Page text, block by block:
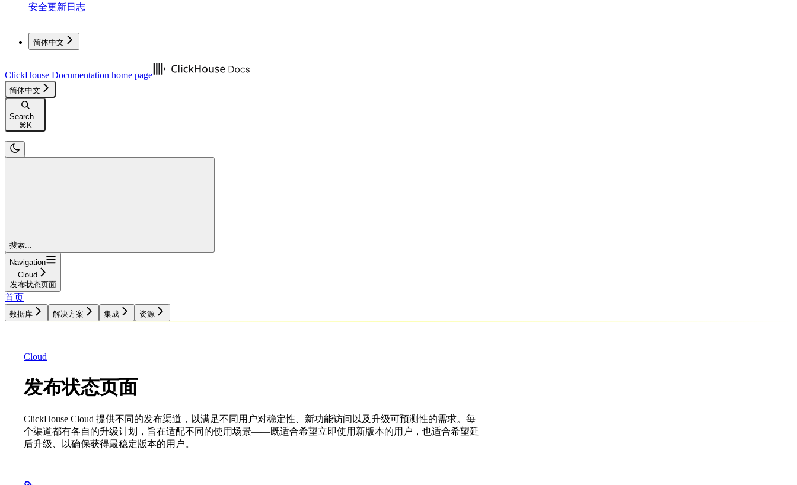
安全更新日志
简体中文
ClickHouse Documentation home page
简体中文
Search...
⌘K
搜索...
Navigation
Cloud
发布状态页面
首页
数据库 解决方案 集成 资源
Cloud
发布状态页面
ClickHouse Cloud 提供不同的发布渠道，以满足不同用户对稳定性、新功能访问以及升级可预测性的需求。每
个渠道都有各自的升级计划，旨在适配不同的使用场景——既适合希望立即使用新版本的用户，也适合希望延
后升级、以确保获得最稳定版本的用户。